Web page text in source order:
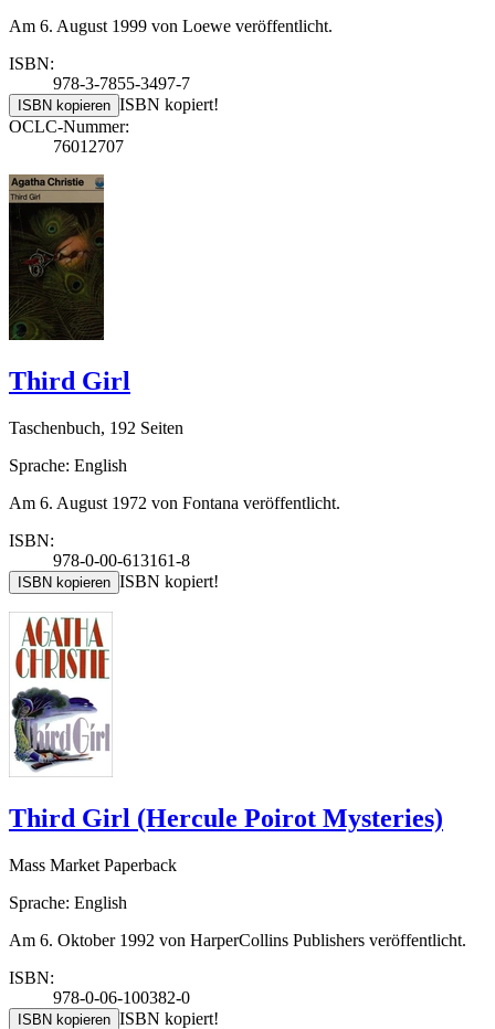
Am 6. August 1999 von Loewe veröffentlicht.
ISBN:
978-3-7855-3497-7
ISBN kopieren ISBN kopiert!
OCLC-Nummer:
76012707
Third Girl
Taschenbuch, 192 Seiten
Sprache: English
Am 6. August 1972 von Fontana veröffentlicht.
ISBN:
978-0-00-613161-8
ISBN kopieren ISBN kopiert!
Third Girl (Hercule Poirot Mysteries)
Mass Market Paperback
Sprache: English
Am 6. Oktober 1992 von HarperCollins Publishers veröffentlicht.
ISBN:
978-0-06-100382-0
ISBN kopieren ISBN kopiert!